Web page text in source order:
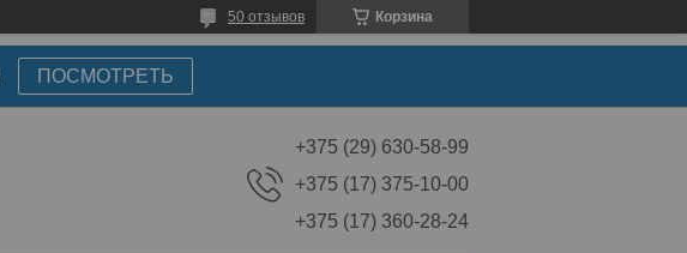
Корзина
50 отзывов
ПОСМОТРЕТЬ
+375 (29) 630-58-99
+375 (17) 375-10-00
+375 (17) 360-28-24